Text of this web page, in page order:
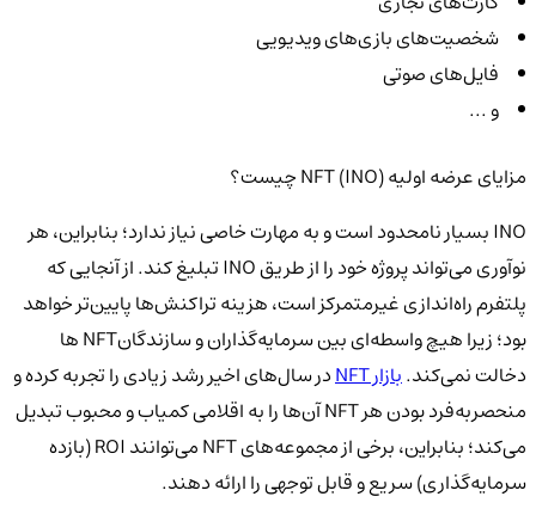
شخصیت‌های بازی‌های ویدیویی
فایل‌های صوتی
و ...
مزایای عرضه اولیه NFT (INO) چیست؟
INO بسیار نامحدود است و به مهارت خاصی نیاز ندارد؛ بنابراین، هر
نوآوری می‌تواند پروژه خود را از طریق INO تبلیغ کند. از آنجایی ‌که
پلتفرم راه‌اندازی غیرمتمرکز است، هزینه تراکنش‌ها پایین‌تر خواهد
بود؛ زیرا هیچ واسطه‌ای بین سرمایه‌گذاران و سازندگان‌NFT ها
دخالت نمی‌کند.بازار NFT
در سال‌های اخیر رشد زیادی را تجربه کرده و
منحصربه‌فرد بودن هر NFT آن‌ها را به اقلامی کمیاب و محبوب تبدیل
می‌کند؛ بنابراین، برخی از مجموعه‌های NFT می‌توانند ROI (بازده
سرمایه‌گذاری) سریع و قابل توجهی را ارائه دهند.